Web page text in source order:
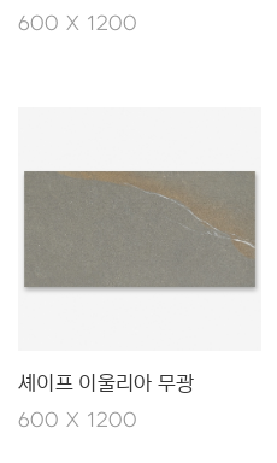
600 X 1200
셰이프 이울리아 무광
600 X 1200